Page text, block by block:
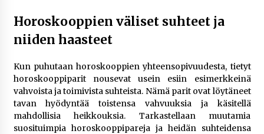
Horoskooppien väliset suhteet ja
niiden haasteet
Kun puhutaan horoskooppien yhteensopivuudesta, tietyt
horoskooppiparit nousevat usein esiin esimerkkeinä
vahvoista ja toimivista suhteista. Nämä parit ovat löytäneet
tavan hyödyntää toistensa vahvuuksia ja käsitellä
mahdollisia heikkouksia. Tarkastellaan muutamia
suosituimpia horoskooppipareja ja heidän suhteidensa